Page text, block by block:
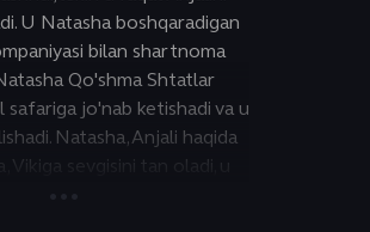
U Natasha boshqaradigan
bilan shartnoma
Qo'shma Shtatlar
safariga jo'nab ketishadi va u
Natasha, Anjali haqida